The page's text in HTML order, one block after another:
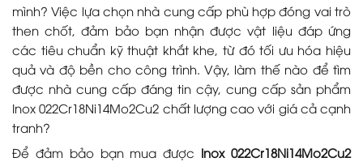
mình? Việc lựa chọn nhà cung cấp phù hợp đóng vai trò
then chốt, đảm bảo bạn nhận được vật liệu đáp ứng
các tiêu chuẩn kỹ thuật khắt khe, từ đó tối ưu hóa hiệu
quả và độ bền cho công trình. Vậy, làm thế nào để tìm
được nhà cung cấp đáng tin cậy, cung cấp sản phẩm
Inox 022Cr18Ni14Mo2Cu2 chất lượng cao với giá cả cạnh
tranh?
Để đảm bảo bạn mua được Inox 022Cr18Ni14Mo2Cu2